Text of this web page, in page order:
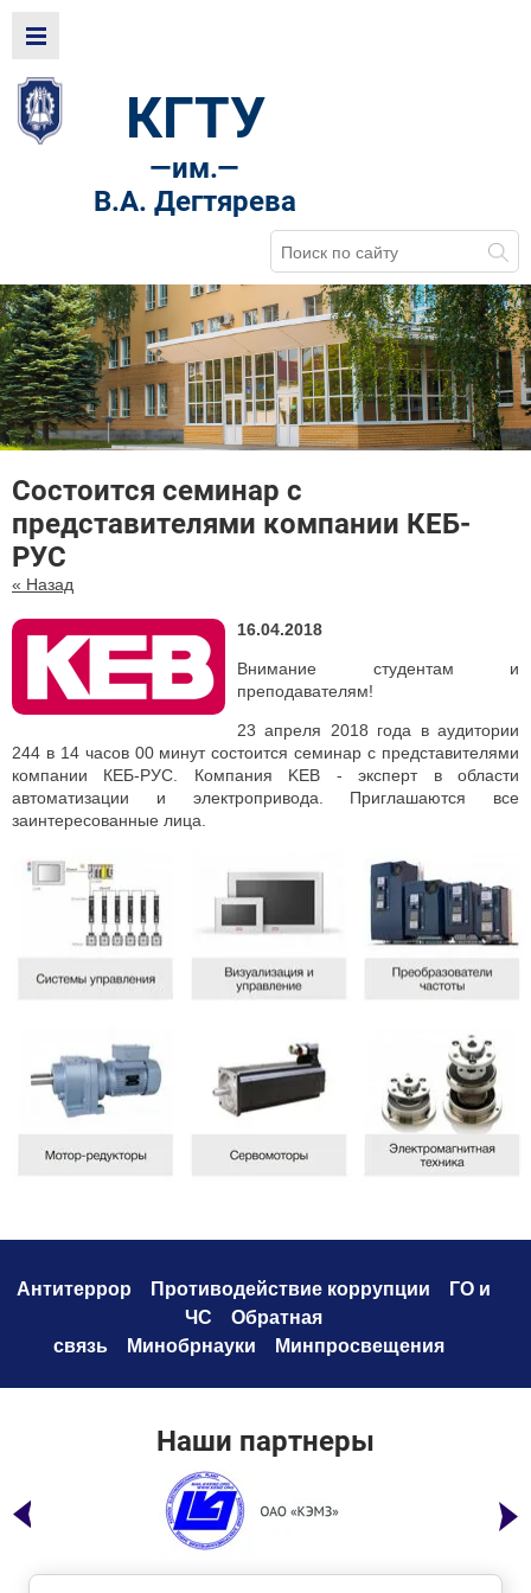
КГТУ
—им.—
В.А. Дегтярева
Состоится семинар с
представителями компании КЕБ-
РУС
« Назад
16.04.2018
Внимание студентам и
преподавателям!
23 апреля 2018 года в аудитории
244 в 14 часов 00 минут состоится семинар с представителями
компании КЕБ-РУС. Компания KEB - эксперт в области
автоматизации и электропривода. Приглашаются все
заинтересованные лица.
Антитеррор Противодействие коррупции
ГО и
ЧС
Обратная
связь
Минобрнауки Минпросвещения
Наши партнеры